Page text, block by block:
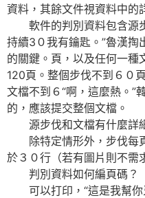
資料，其餘文件視資料中的
軟件的判別資料包含源
持續3０我有鑰匙。”魯漢掏
的關鍵。頁，以及任何一種
120頁。整個步伐不到６０
文檔不到６“啊，這麼熱。”
的，應該提交整個文檔。
源步伐和文檔有什麼詳
除特定情形外，步伐每
於３０行（若有圖片則不需
判別資料如何編頁碼？
可以打印，“這是我幫你